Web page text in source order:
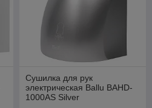
Сушилка для рук
электрическая Ballu BAHD-
1000AS Silver